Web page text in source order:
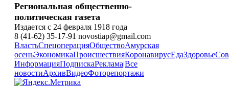
Региональная общественно-
политическая газета
Издается с 24 февраля 1918 года
8 (41-62) 35-17-91 novostiap@gmail.com
ВластьСпецоперацияОбществоАмурская
осеньЭкономикаПроисшествияКоронавирусЕдаЗдоровье
ИнформацияПодпискаРеклама|Все
новостиАрхивВидеоФоторепортажи